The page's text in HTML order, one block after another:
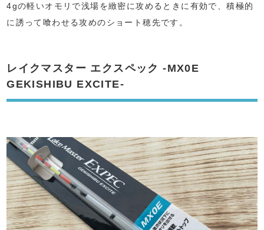
4gの軽いオモリで浅場を緻密に攻めるときに有効で、積極的
に誘って喰わせる攻めのショート穂先です。
レイクマスター エクスペック -MX0E
GEKISHIBU EXCITE-